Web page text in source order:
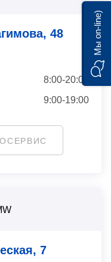
48
8:00-20:00
9:00-19:00
7
Мы on-line)